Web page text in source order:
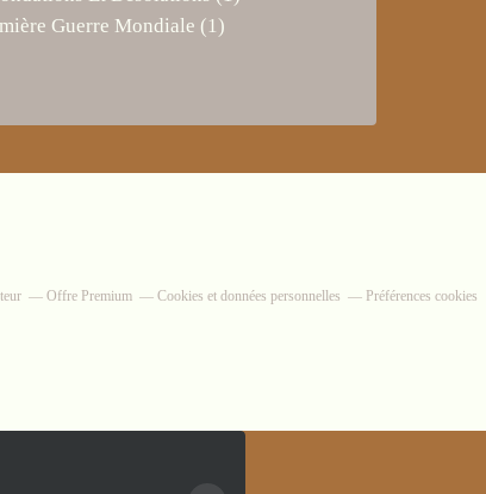
Guerre Mondiale (1)
Offre Premium Cookies et données personnelles Préférences cookies